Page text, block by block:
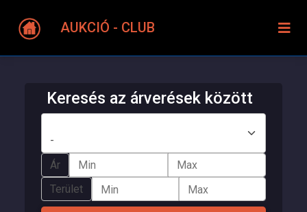
AUKCIÓ - CLUB
Keresés az árverések között
Ár
Terület